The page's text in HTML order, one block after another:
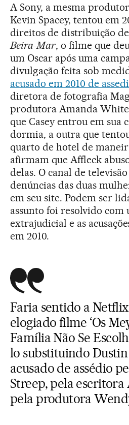
A Sony, a mesma
Kevin Spacey, tentou em
direitos de distribuição de
Beira-Mar, o filme que
um Oscar após uma
divulgação feita sob
acusado em 2010 de
diretora de fotografia
produtora Amanda
que Casey entrou em sua
dormia, a outra que
quarto de hotel de
afirmam que Affleck
delas. O canal de televisão
denúncias das duas
em seu site. Podem ser
assunto foi resolvido com
extrajudicial e as
em 2010.
Faria sentido a
elogiado filme ‘Os
Família Não Se
lo substituindo
acusado de assédio
Streep, pela
pela produtora